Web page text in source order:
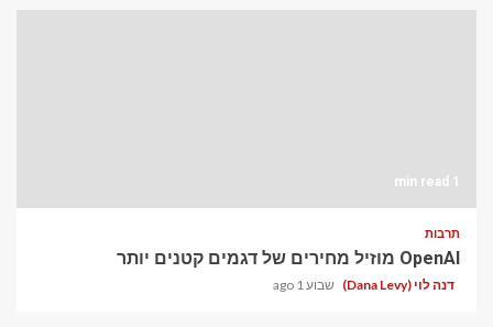
1 min read
תרבות
OpenAI מוזיל מחירים של דגמים קטנים יותר
דנה לוי (Dana Levy) שבוע 1 ago